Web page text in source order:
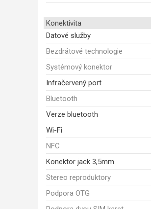
Konektivita
Datové služby
Bezdrátové technologie
Systémový konektor
Infračervený port
Bluetooth
Verze bluetooth
Wi-Fi
NFC
Konektor jack 3,5mm
Stereo reproduktory
Podpora OTG